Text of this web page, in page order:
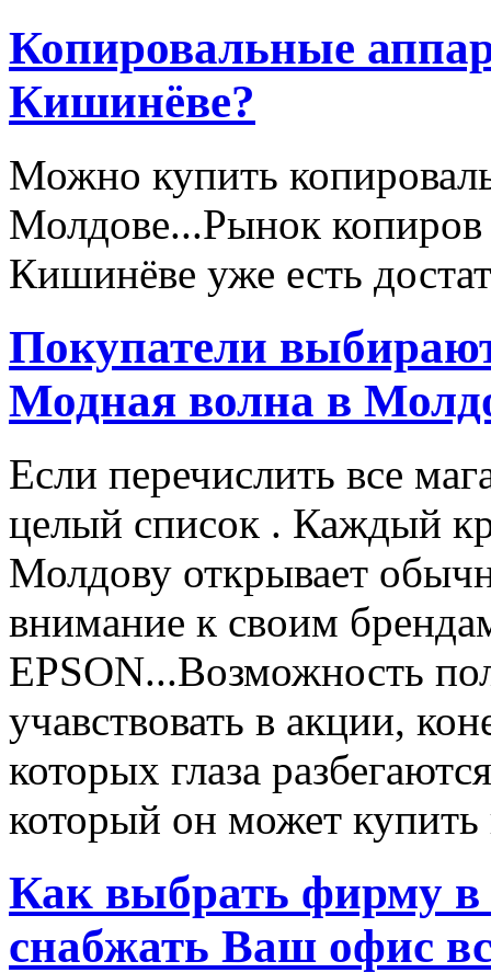
Копировальные
Кишинёве?
Можно купить
Молдове...Рынок
Кишинёве уже есть
Покупатели
Модная волна в
Если перечислить все
целый список . Каждый
Молдову открывает
внимание к своим
EPSON...Возможность
учавствовать в акции,
которых глаза
который он может купить
Как выбрать фирму в
снабжать Ваш офис